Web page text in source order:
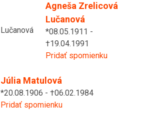
Agneša Zrelicová
Lučanová
*08.05.1911 -
†19.04.1991
Pridať spomienku
Júlia Matulová
*20.08.1906 - †06.02.1984
Pridať spomienku